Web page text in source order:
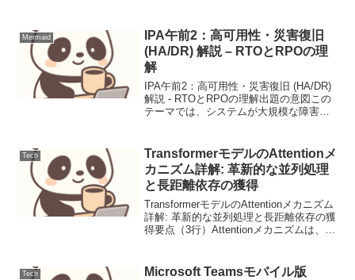
ンがユーザーデータに安全にアク...
Mermaid
IPA午前2：高可用性・災害復旧
(HA/DR) 解説 – RTOとRPOの理
解
IPA午前2：高可用性・災害復旧 (HA/DR)
解説 - RTOとRPOの理解出題の意図この
テーマでは、システムが大規模な障害や
限に抑えるか、というビジネス継続性の
観...
Tech
TransformerモデルのAttentionメ
カニズム詳解: 革新的な並列処理
と長距離依存の獲得
TransformerモデルのAttentionメカニズム
詳解: 革新的な並列処理と長距離依存の獲
得要点（3行）Attentionメカニズムは、入
に学習し、長距離の依存...
Tech
Microsoft Teamsモバイル版